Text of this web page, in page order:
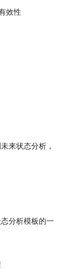
效性
来状态分析，
分析模板的一